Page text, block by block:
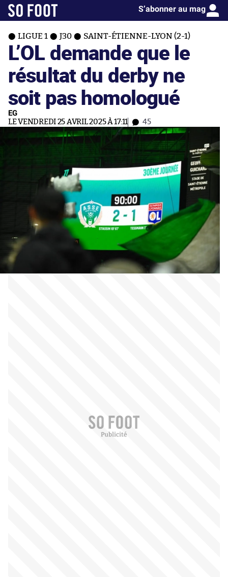
S’abonner au mag
LIGUE 1 J30 SAINT-ÉTIENNE-LYON (2-1)
L’OL demande que le
résultat du derby ne
soit pas homologué
EG
LE VENDREDI 25 AVRIL 2025 À 17:11 45